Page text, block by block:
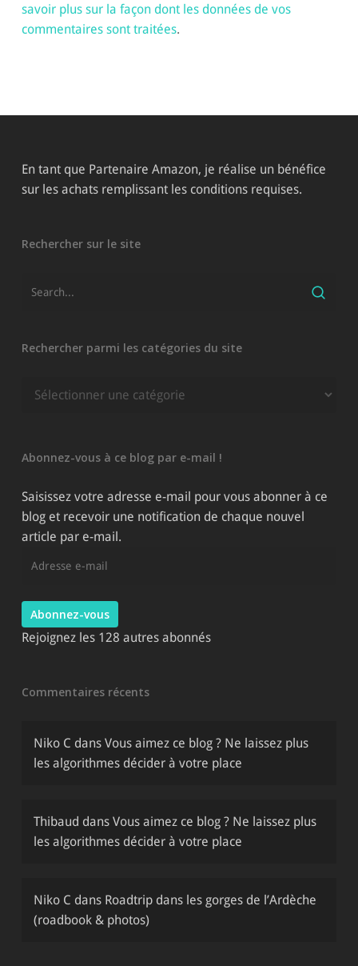
savoir plus sur la façon dont les données de vos
commentaires sont traitées.
En tant que Partenaire Amazon, je réalise un bénéfice
sur les achats remplissant les conditions requises.
Rechercher sur le site
Rechercher parmi les catégories du site
Rechercher
du
Abonnez-vous à ce blog par e-mail !
Saisissez votre adresse e-mail pour vous abonner à ce
blog et recevoir une notification de chaque nouvel
article par e-mail.
Abonnez-vous
Rejoignez les 128 autres abonnés
Commentaires récents
Niko C dans Vous aimez ce blog ? Ne laissez plus
les algorithmes décider à votre place
Thibaud dans Vous aimez ce blog ? Ne laissez plus
les algorithmes décider à votre place
Niko C dans Roadtrip dans les gorges de l’Ardèche
(roadbook & photos)